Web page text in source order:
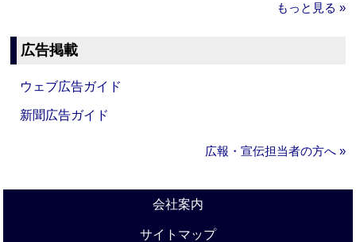
もっと見る »
広告掲載
ウェブ広告ガイド
新聞広告ガイド
広報・宣伝担当者の方へ »
会社案内
サイトマップ